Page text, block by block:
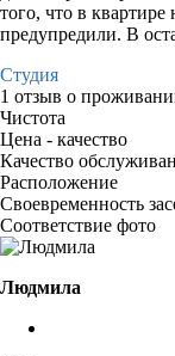
того, что в квартире
предупредили. В
Студия
1 отзыв о
Чистота
Цена - качество
Качество
Расположение
Своевременность
Соответствие фото
Людмила